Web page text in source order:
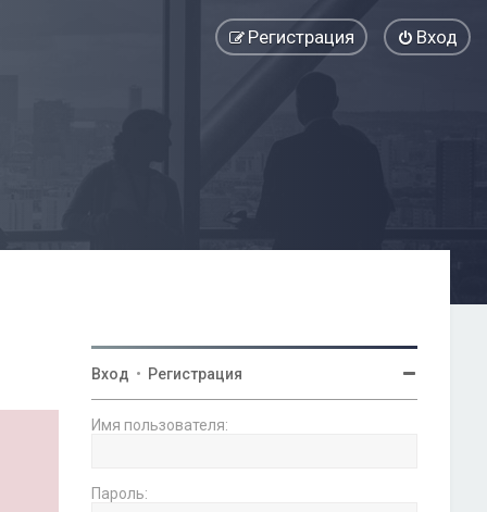
Вход
Регистрация
Вход • Регистрация
Имя пользователя:
Пароль: